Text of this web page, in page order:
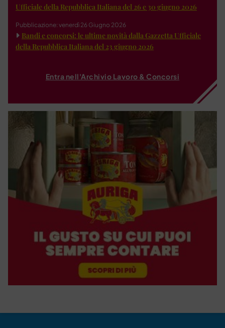
Ufficiale della Repubblica Italiana del 26 e 30 giugno 2026
Pubblicazione: venerdì 26 Giugno 2026
Bandi e concorsi: le ultime novità dalla Gazzetta Ufficiale
della Repubblica Italiana del 23 giugno 2026
Entra nell'Archivio Lavoro & Concorsi